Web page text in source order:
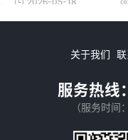
关于我们
服务热线：
（服务时